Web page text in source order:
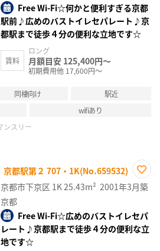
Free Wi-Fi☆何かと便利すぎる京都
駅前♪広めのバストイレセパレート♪京
都駅まで徒歩４分の便利な立地です☆
賃料
ロング
月額目安 125,400円～
初期費用他 17,600円～
同棲向け
駅近
wifiあり
ンスリー
都駅第２ 707・1K(No.659532)
お気
に入
京都市下京区 1K25.43m² 2001年3月築
京都
Free Wi-Fi☆広めのバストイレセパ
レート♪京都駅まで徒歩４分の便利な立
地です☆